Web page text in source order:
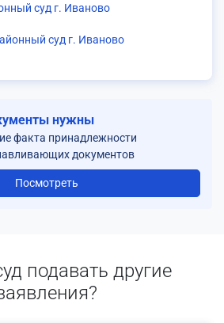
суд г. Иваново
суд г. Иваново
нужны
факта принадлежности
документов
Посмотреть
подавать другие